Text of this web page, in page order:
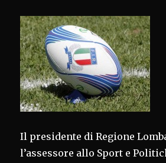
Il presidente di Regione
l’assessore allo Sport e